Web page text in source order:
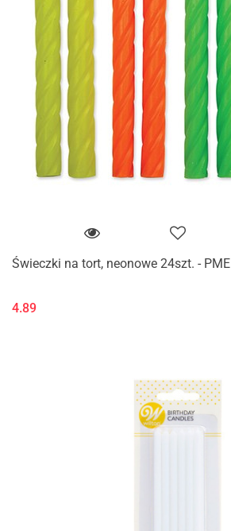
Świeczki na tort, neonowe 24szt. - PME
4.89